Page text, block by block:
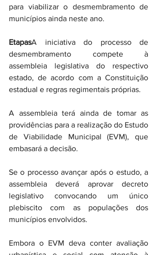
para viabilizar o desmembramento de
municípios ainda neste ano.
EtapasA iniciativa do processo de
desmembramento compete à
assembleia legislativa do respectivo
estado, de acordo com a Constituição
estadual e regras regimentais próprias.
A assembleia terá ainda de tomar as
providências para a realização do Estudo
de Viabilidade Municipal (EVM), que
embasará a decisão.
Se o processo avançar após o estudo, a
assembleia deverá aprovar decreto
legislativo convocando um único
plebiscito com as populações dos
municípios envolvidos.
Embora o EVM deva conter avaliação